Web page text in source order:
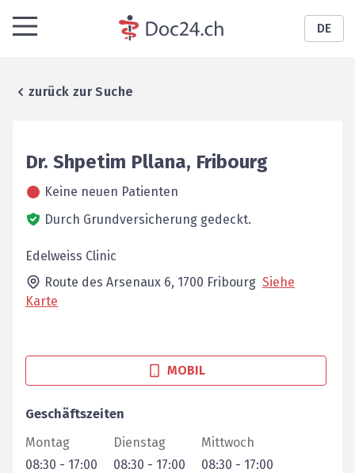
DE
zurück zur Suche
Dr. Shpetim Pllana, Fribourg
Keine neuen Patienten
Durch Grundversicherung gedeckt.
Edelweiss Clinic
Route des Arsenaux 6, 1700 Fribourg Siehe
Karte
MOBIL
Geschäftszeiten
Montag
08:30 - 17:00
Dienstag
08:30 - 17:00
Mittwoch
08:30 - 17:00